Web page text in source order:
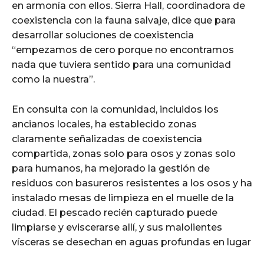
en armonía con ellos. Sierra Hall, coordinadora de
coexistencia con la fauna salvaje, dice que para
desarrollar soluciones de coexistencia
“empezamos de cero porque no encontramos
nada que tuviera sentido para una comunidad
como la nuestra”.
En consulta con la comunidad, incluidos los
ancianos locales, ha establecido zonas
claramente señalizadas de coexistencia
compartida, zonas solo para osos y zonas solo
para humanos, ha mejorado la gestión de
residuos con basureros resistentes a los osos y ha
instalado mesas de limpieza en el muelle de la
ciudad. El pescado recién capturado puede
limpiarse y eviscerarse allí, y sus malolientes
vísceras se desechan en aguas profundas en lugar